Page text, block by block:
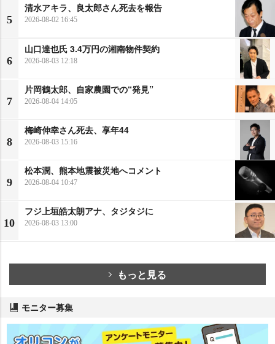
5
清水アキラ、良太郎さん死去を報告
2026-08-02 16:45
6
山口達也氏 3.4万円の湘南物件契約
2026-08-03 12:18
7
片岡鶴太郎、自家農園での“発見”
2026-08-04 14:05
8
梅崎伸幸さん死去、享年44
2026-08-03 15:16
9
松本潤、熊本地震被災地へコメント
2026-08-04 10:47
10
フジ上垣皓太朗アナ、タジタジに
2026-08-03 13:00
もっと見る
モニター募集